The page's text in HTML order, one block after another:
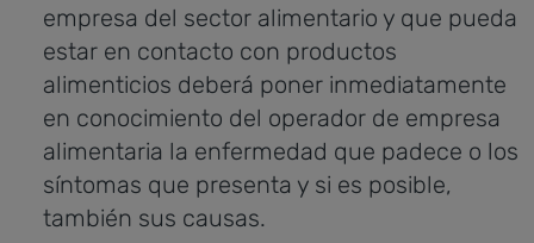
empresa del sector alimentario y que pueda
estar en contacto con productos
alimenticios deberá poner inmediatamente
en conocimiento del operador de empresa
alimentaria la enfermedad que padece o los
síntomas que presenta y si es posible,
también sus causas.